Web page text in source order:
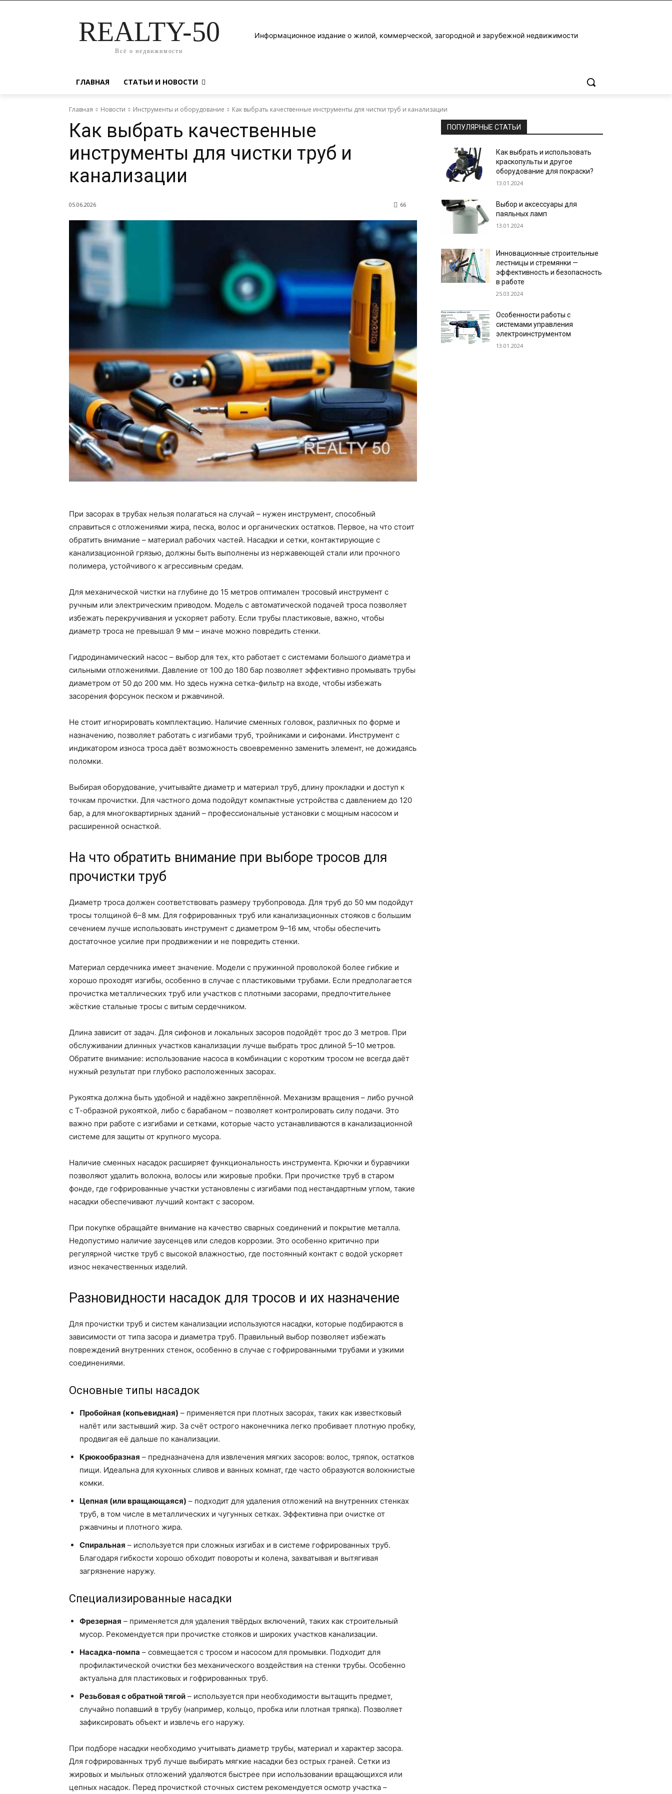
REALTY-50
Всё о недвижимости
Информационное издание о жилой, коммерческой, загородной и зарубежной недвижимости
ГЛАВНАЯ СТАТЬИ И НОВОСТИ
Главная Новости Инструменты и оборудование Как выбрать качественные инструменты для чистки труб и канализации
Как выбрать качественные
инструменты для чистки труб и
канализации
05.06.2026 66
При засорах в трубах нельзя полагаться на случай – нужен инструмент, способный
справиться с отложениями жира, песка, волос и органических остатков. Первое, на что стоит
обратить внимание – материал рабочих частей. Насадки и сетки, контактирующие с
канализационной грязью, должны быть выполнены из нержавеющей стали или прочного
полимера, устойчивого к агрессивным средам.
Для механической чистки на глубине до 15 метров оптимален тросовый инструмент с
ручным или электрическим приводом. Модель с автоматической подачей троса позволяет
избежать перекручивания и ускоряет работу. Если трубы пластиковые, важно, чтобы
диаметр троса не превышал 9 мм – иначе можно повредить стенки.
Гидродинамический насос – выбор для тех, кто работает с системами большого диаметра и
сильными отложениями. Давление от 100 до 180 бар позволяет эффективно промывать трубы
диаметром от 50 до 200 мм. Но здесь нужна сетка-фильтр на входе, чтобы избежать
засорения форсунок песком и ржавчиной.
Не стоит игнорировать комплектацию. Наличие сменных головок, различных по форме и
назначению, позволяет работать с изгибами труб, тройниками и сифонами. Инструмент с
индикатором износа троса даёт возможность своевременно заменить элемент, не дожидаясь
поломки.
Выбирая оборудование, учитывайте диаметр и материал труб, длину прокладки и доступ к
точкам прочистки. Для частного дома подойдут компактные устройства с давлением до 120
бар, а для многоквартирных зданий – профессиональные установки с мощным насосом и
расширенной оснасткой.
На что обратить внимание при выборе тросов для
прочистки труб
Диаметр троса должен соответствовать размеру трубопровода. Для труб до 50 мм подойдут
тросы толщиной 6–8 мм. Для гофрированных труб или канализационных стояков с большим
сечением лучше использовать инструмент с диаметром 9–16 мм, чтобы обеспечить
достаточное усилие при продвижении и не повредить стенки.
Материал сердечника имеет значение. Модели с пружинной проволокой более гибкие и
хорошо проходят изгибы, особенно в случае с пластиковыми трубами. Если предполагается
прочистка металлических труб или участков с плотными засорами, предпочтительнее
жёсткие стальные тросы с витым сердечником.
Длина зависит от задач. Для сифонов и локальных засоров подойдёт трос до 3 метров. При
обслуживании длинных участков канализации лучше выбрать трос длиной 5–10 метров.
Обратите внимание: использование насоса в комбинации с коротким тросом не всегда даёт
нужный результат при глубоко расположенных засорах.
Рукоятка должна быть удобной и надёжно закреплённой. Механизм вращения – либо ручной
с Т-образной рукояткой, либо с барабаном – позволяет контролировать силу подачи. Это
важно при работе с изгибами и сетками, которые часто устанавливаются в канализационной
системе для защиты от крупного мусора.
Наличие сменных насадок расширяет функциональность инструмента. Крючки и буравчики
позволяют удалить волокна, волосы или жировые пробки. При прочистке труб в старом
фонде, где гофрированные участки установлены с изгибами под нестандартным углом, такие
насадки обеспечивают лучший контакт с засором.
При покупке обращайте внимание на качество сварных соединений и покрытие металла.
Недопустимо наличие заусенцев или следов коррозии. Это особенно критично при
регулярной чистке труб с высокой влажностью, где постоянный контакт с водой ускоряет
износ некачественных изделий.
Разновидности насадок для тросов и их назначение
Для прочистки труб и систем канализации используются насадки, которые подбираются в
зависимости от типа засора и диаметра труб. Правильный выбор позволяет избежать
повреждений внутренних стенок, особенно в случае с гофрированными трубами и узкими
соединениями.
Основные типы насадок
Пробойная (копьевидная) – применяется при плотных засорах, таких как известковый
налёт или застывший жир. За счёт острого наконечника легко пробивает плотную пробку,
продвигая её дальше по канализации.
Крюкообразная – предназначена для извлечения мягких засоров: волос, тряпок, остатков
пищи. Идеальна для кухонных сливов и ванных комнат, где часто образуются волокнистые
комки.
Цепная (или вращающаяся) – подходит для удаления отложений на внутренних стенках
труб, в том числе в металлических и чугунных сетках. Эффективна при очистке от
ржавчины и плотного жира.
Спиральная – используется при сложных изгибах и в системе гофрированных труб.
Благодаря гибкости хорошо обходит повороты и колена, захватывая и вытягивая
загрязнение наружу.
Специализированные насадки
Фрезерная – применяется для удаления твёрдых включений, таких как строительный
мусор. Рекомендуется при прочистке стояков и широких участков канализации.
Насадка-помпа – совмещается с тросом и насосом для промывки. Подходит для
профилактической очистки без механического воздействия на стенки трубы. Особенно
актуальна для пластиковых и гофрированных труб.
Резьбовая с обратной тягой – используется при необходимости вытащить предмет,
случайно попавший в трубу (например, кольцо, пробка или плотная тряпка). Позволяет
зафиксировать объект и извлечь его наружу.
При подборе насадки необходимо учитывать диаметр трубы, материал и характер засора.
Для гофрированных труб лучше выбирать мягкие насадки без острых граней. Сетки из
жировых и мыльных отложений удаляются быстрее при использовании вращающихся или
цепных насадок. Перед прочисткой сточных систем рекомендуется осмотр участка –
ПОПУЛЯРНЫЕ СТАТЬИ
Как выбрать и использовать
краскопульты и другое
оборудование для покраски?
13.01.2024
Выбор и аксессуары для
паяльных ламп
13.01.2024
Инновационные строительные
лестницы и стремянки —
эффективность и безопасность
в работе
25.03.2024
Особенности работы с
системами управления
электроинструментом
13.01.2024